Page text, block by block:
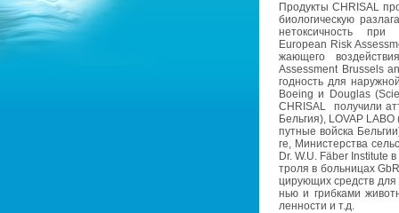
Про­дук­ты CHRISAL
био­ло­ги­че­скую
неток­сич­ность при
European Risk
жа­ю­ще­го
Assessment Brussels
год­ность для
Boeing и Douglas
CHRISAL
по­лу­чи­ли
Бель­гия), LOVAP
пут­ные вой­ска
ге, Ми­ни­стер­ства
Dr. W.U. Fäber Institute
тро­ля в боль­ни­цах
ци­ру­ю­щих средств
нью и гриб­ка­ми
лен­но­сти и т.д.